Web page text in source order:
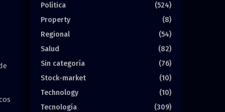
Política
(524)
Property
(8)
Regional
(54)
Salud
(82)
Sin categoría
(76)
Stock-market
(10)
Technology
(10)
Tecnología
(309)